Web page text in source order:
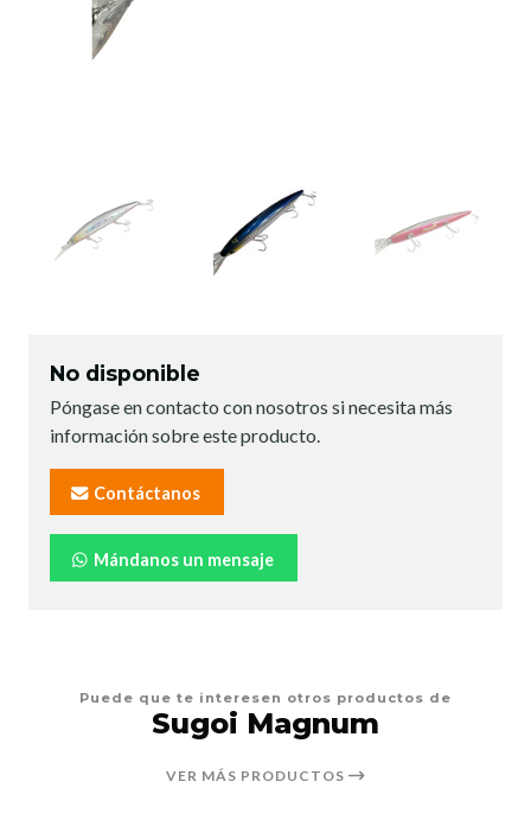
No disponible
Póngase en contacto con nosotros si necesita más
información sobre este producto.
Contáctanos
Mándanos un mensaje
Puede que te interesen otros productos de
Sugoi Magnum
VER MÁS PRODUCTOS